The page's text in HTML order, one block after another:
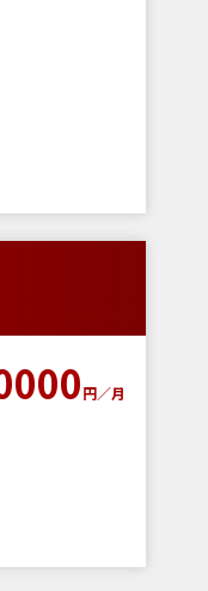
円／月